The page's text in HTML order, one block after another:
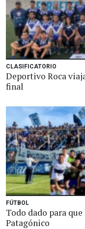
CLASIFICATORIO
Deportivo Roca
final
FÚTBOL
Todo dado para
Patagónico